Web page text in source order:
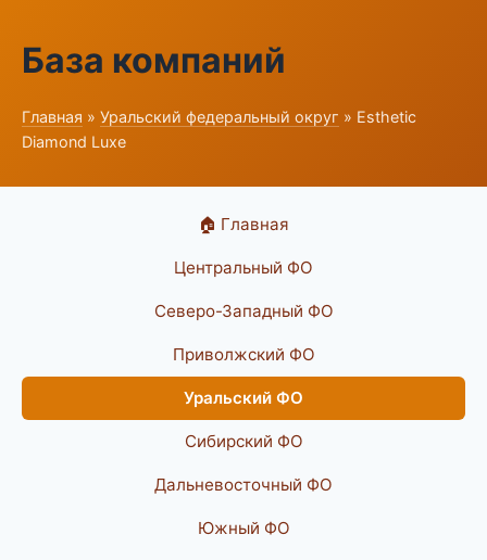
База компаний
Главная » Уральский федеральный округ » Esthetic
Diamond Luxe
🏠 Главная
Центральный ФО
Северо-Западный ФО
Приволжский ФО
Уральский ФО
Сибирский ФО
Дальневосточный ФО
Южный ФО